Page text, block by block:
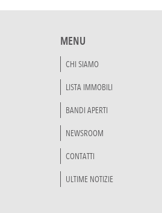
MENU
CHI SIAMO
LISTA IMMOBILI
BANDI APERTI
NEWSROOM
CONTATTI
ULTIME NOTIZIE